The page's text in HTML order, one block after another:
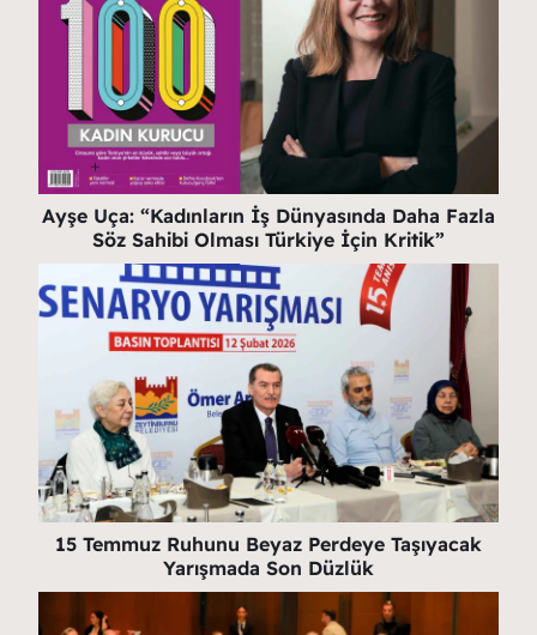
Ayşe Uça: “Kadınların İş Dünyasında Daha Fazla
Söz Sahibi Olması Türkiye İçin Kritik”
15 Temmuz Ruhunu Beyaz Perdeye Taşıyacak
Yarışmada Son Düzlük